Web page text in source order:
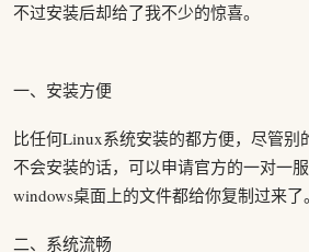
不过安装后却给了我不少的惊喜。
一、安装方便
比任何Linux系统安装的都方便，尽管别
不会安装的话，可以申请官方的一对一
windows桌面上的文件都给你复制过来了。
二、系统流畅